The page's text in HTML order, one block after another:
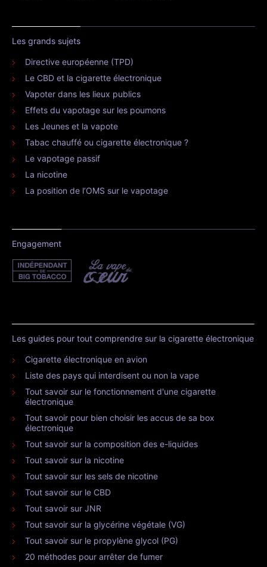
Les grands sujets
Directive européenne (TPD)
Le CBD et la cigarette électronique
Vapoter dans les lieux publics
Effets du vapotage sur les poumons
Les Jeunes et la vapote
Tabac chauffé ou cigarette électronique ?
Le vapotage passif
La nicotine
La position de l’OMS sur le vapotage
Engagement
Les guides pour tout comprendre sur la cigarette électronique
Cigarette électronique en avion
Liste des pays qui interdisent ou non la vape
Tout savoir sur le fonctionnement d'une cigarette
électronique
Tout savoir pour bien choisir les accus de sa box
électronique
Tout savoir sur la composition des e-liquides
Tout savoir sur la nicotine
Tout savoir sur les sels de nicotine
Tout savoir sur le CBD
Tout savoir sur JNR
Tout savoir sur la glycérine végétale (VG)
Tout savoir sur le propylène glycol (PG)
20 méthodes pour arrêter de fumer